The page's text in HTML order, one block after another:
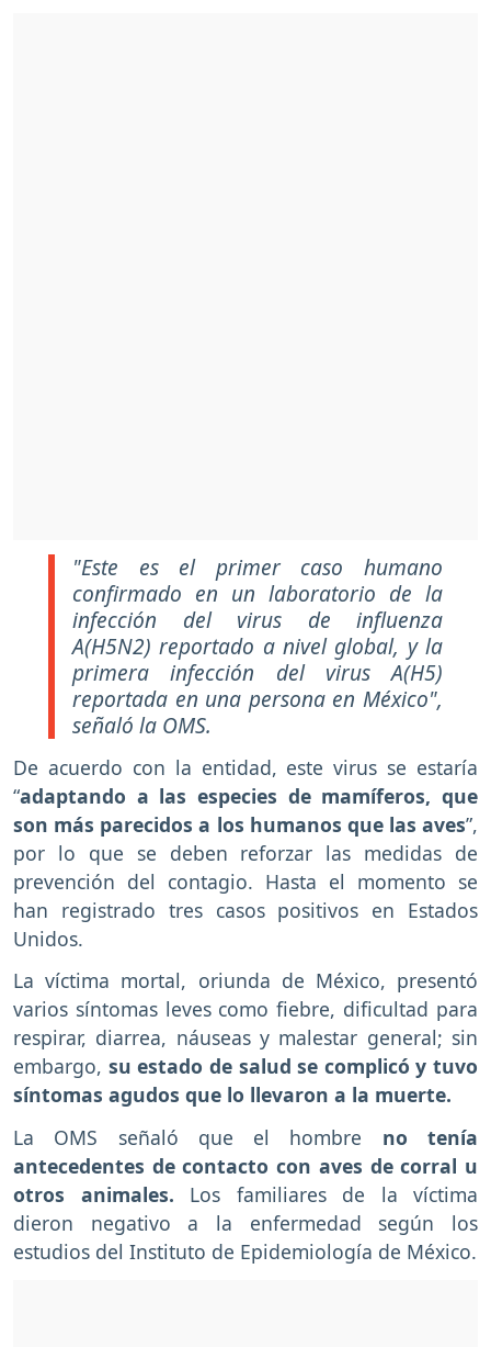
"Este es el primer caso humano
confirmado en un laboratorio de la
infección del virus de influenza
A(H5N2) reportado a nivel global, y la
primera infección del virus A(H5)
reportada en una persona en México",
señaló la OMS.
De acuerdo con la entidad, este virus se estaría
“adaptando a las especies de mamíferos, que
son más parecidos a los humanos que las aves”,
por lo que se deben reforzar las medidas de
prevención del contagio. Hasta el momento se
han registrado tres casos positivos en Estados
Unidos.
La víctima mortal, oriunda de México, presentó
varios síntomas leves como fiebre, dificultad para
respirar, diarrea, náuseas y malestar general; sin
embargo, su estado de salud se complicó y tuvo
síntomas agudos que lo llevaron a la muerte.
La OMS señaló que el hombre no tenía
antecedentes de contacto con aves de corral u
otros animales. Los familiares de la víctima
dieron negativo a la enfermedad según los
estudios del Instituto de Epidemiología de México.